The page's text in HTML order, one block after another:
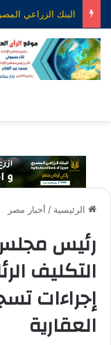
الرئيسية / أخبار مصر
رئيس مجلس
التكليف
إجراءات
العقارية